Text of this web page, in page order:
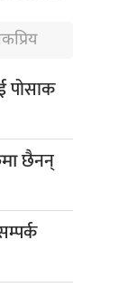
पोसाक
छैनन्